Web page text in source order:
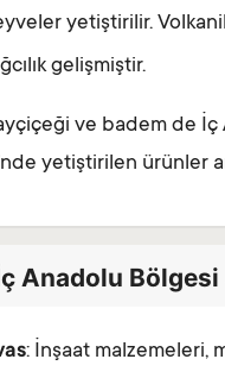
yetiştirilir.
gelişmiştir.
ve badem de İç
yetiştirilen ürünler
Anadolu Bölgesi
: İnşaat malzemeleri,